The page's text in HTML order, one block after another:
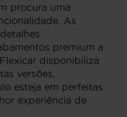
procura uma
As
premium a
disponibiliza
versões,
esteja em perfeitas
experiência de